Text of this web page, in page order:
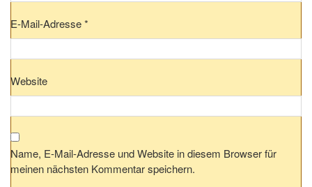
E-Mail-Adresse*
Website
Name, E-Mail-Adresse und Website in diesem Browser für
meinen nächsten Kommentar speichern.